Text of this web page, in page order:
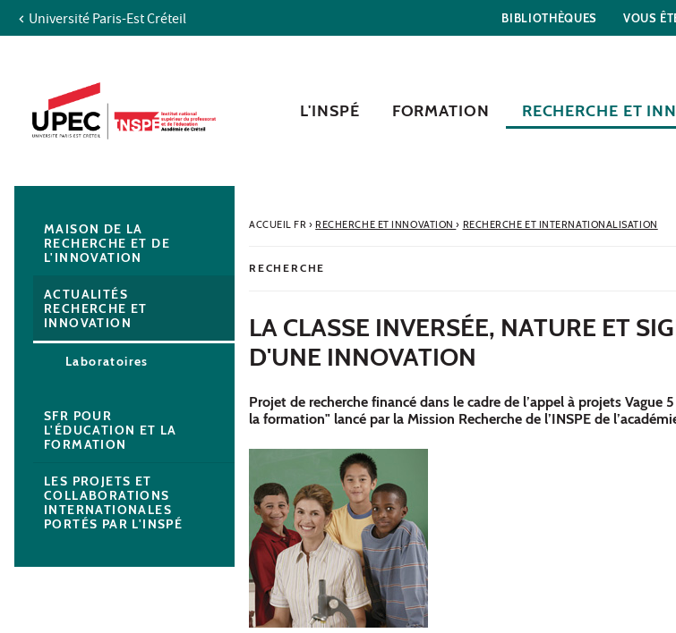
Aller au contenu
Recherche
Navigation secondaire
Université Paris-Est Créteil BIBLIOTHÈQUES VOUS
L'INSPÉ FORMATION RECHERCHE ET
ACCUEIL FR› RECHERCHE ET INNOVATION› RECHERCHE ET INTERNATIONALISATION
RECHERCHE
LA CLASSE INVERSÉE, NATURE ET
D'UNE INNOVATION
Projet de recherche financé dans le cadre de l’appel à projets Vague
la formation" lancé par la Mission Recherche de l’INSPE de
MAISON DE LA
RECHERCHE ET DE
L'INNOVATION
ACTUALITÉS
RECHERCHE ET
INNOVATION
Laboratoires
SFR POUR
L'ÉDUCATION ET LA
FORMATION
LES PROJETS ET
COLLABORATIONS
INTERNATIONALES
PORTÉS PAR L'INSPÉ